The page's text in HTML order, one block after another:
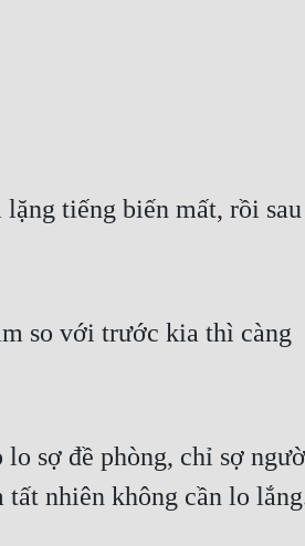
tiếng biến mất, rồi sau
so với trước kia thì càng
sợ đề phòng, chỉ sợ
nhiên không cần lo